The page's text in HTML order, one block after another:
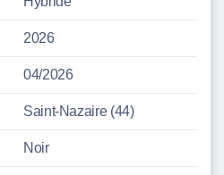
2026
04/2026
Saint-Nazaire (44)
Noir